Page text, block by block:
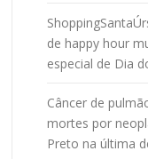
de happy hour
especial de Dia
Câncer de
mortes por
Preto na última